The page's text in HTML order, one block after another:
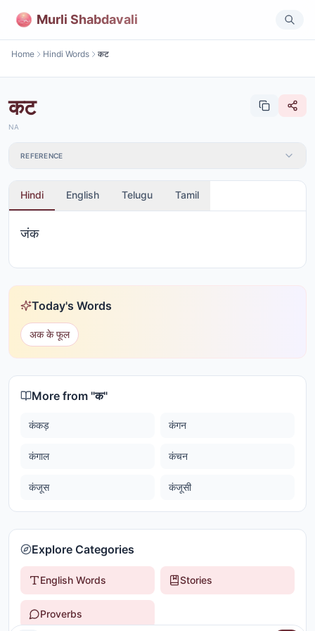
Murli Shabdavali
Home Hindi Words कट
कट
NA
REFERENCE
Hindi English Telugu Tamil
जंक
Today's Words
अक के फूल
More from "क"
कंकड़ कंगन
कंगाल कंचन
कंजूस कंजूसी
Explore Categories
English Words Stories
Proverbs